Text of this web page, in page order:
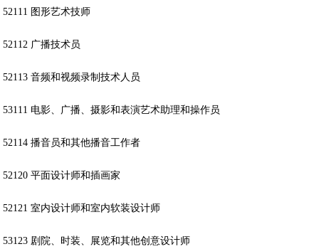
52111 图形艺术技师
52112 广播技术员
52113 音频和视频录制技术人员
53111 电影、广播、摄影和表演艺术助理和操作员
52114 播音员和其他播音工作者
52120 平面设计师和插画家
52121 室内设计师和室内软装设计师
53123 剧院、时装、展览和其他创意设计师